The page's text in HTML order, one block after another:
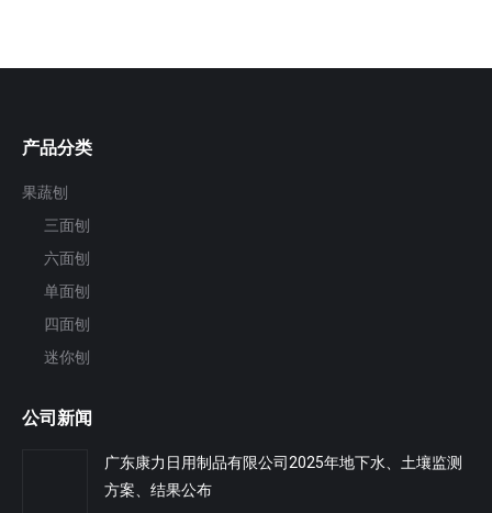
产品分类
果蔬刨
三面刨
六面刨
单面刨
四面刨
迷你刨
公司新闻
广东康力日用制品有限公司2025年地下水、土壤监测
方案、结果公布